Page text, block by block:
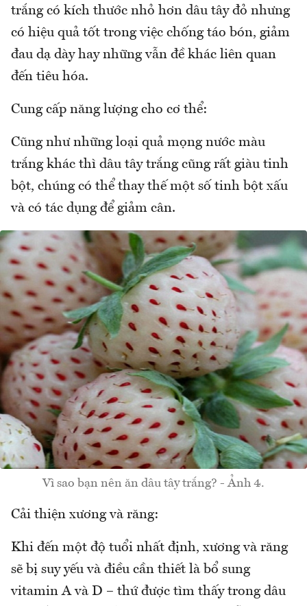
trắng có kích thước nhỏ hơn dâu tây đỏ nhưng
có hiệu quả tốt trong việc chống táo bón, giảm
đau dạ dày hay những vẫn đề khác liên quan
đến tiêu hóa.
Cung cấp năng lượng cho cơ thể:
Cũng như những loại quả mọng nước màu
trắng khác thì dâu tây trắng cũng rất giàu tinh
bột, chúng có thể thay thế một số tinh bột xấu
và có tác dụng để giảm cân.
Vì sao bạn nên ăn dâu tây trắng? - Ảnh 4.
Cải thiện xương và răng:
Khi đến một độ tuổi nhất định, xương và răng
sẽ bị suy yếu và điều cần thiết là bổ sung
vitamin A và D – thứ được tìm thấy trong dâu